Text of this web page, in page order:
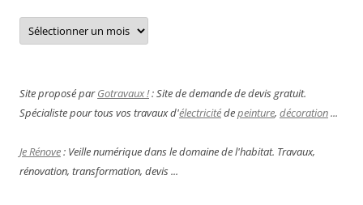
Archives
Site proposé parGotravaux !: Site de demande de devis gratuit.
Spécialiste pour tous vos travaux d'électricitédepeinture, décoration...
Je Rénove: Veille numérique dans le domaine de l'habitat. Travaux,
rénovation, transformation, devis ...